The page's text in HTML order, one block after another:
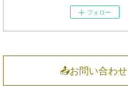
フォロー
📤お問い合わせ